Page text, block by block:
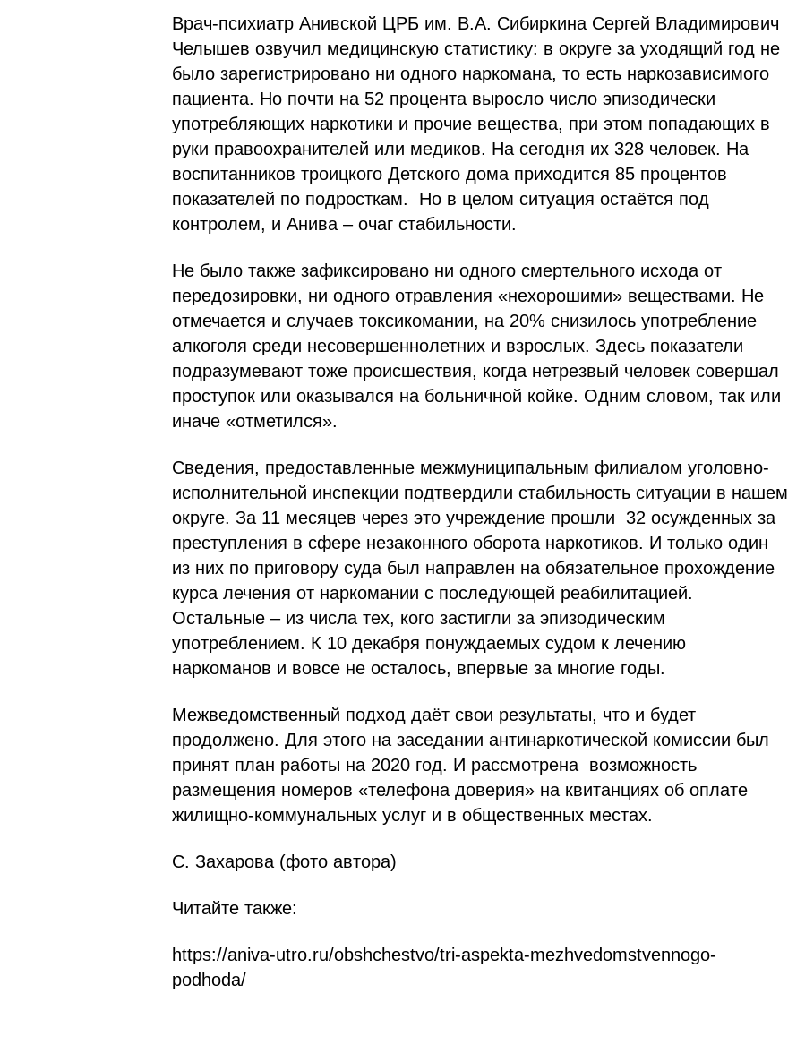
Врач-психиатр Анивской ЦРБ им. В.А. Сибиркина Сергей Владимирович
Челышев озвучил медицинскую статистику: в округе за уходящий год не
было зарегистрировано ни одного наркомана, то есть наркозависимого
пациента. Но почти на 52 процента выросло число эпизодически
употребляющих наркотики и прочие вещества, при этом попадающих в
руки правоохранителей или медиков. На сегодня их 328 человек. На
воспитанников троицкого Детского дома приходится 85 процентов
показателей по подросткам. Но в целом ситуация остаётся под
контролем, и Анива – очаг стабильности.
Не было также зафиксировано ни одного смертельного исхода от
передозировки, ни одного отравления «нехорошими» веществами. Не
отмечается и случаев токсикомании, на 20% снизилось употребление
алкоголя среди несовершеннолетних и взрослых. Здесь показатели
подразумевают тоже происшествия, когда нетрезвый человек совершал
проступок или оказывался на больничной койке. Одним словом, так или
иначе «отметился».
Сведения, предоставленные межмуниципальным филиалом уголовно-
исполнительной инспекции подтвердили стабильность ситуации в нашем
округе. За 11 месяцев через это учреждение прошли 32 осужденных за
преступления в сфере незаконного оборота наркотиков. И только один
из них по приговору суда был направлен на обязательное прохождение
курса лечения от наркомании с последующей реабилитацией.
Остальные – из числа тех, кого застигли за эпизодическим
употреблением. К 10 декабря понуждаемых судом к лечению
наркоманов и вовсе не осталось, впервые за многие годы.
Межведомственный подход даёт свои результаты, что и будет
продолжено. Для этого на заседании антинаркотической комиссии был
принят план работы на 2020 год. И рассмотрена возможность
размещения номеров «телефона доверия» на квитанциях об оплате
жилищно-коммунальных услуг и в общественных местах.
С. Захарова (фото автора)
Читайте также:
https://aniva-utro.ru/obshchestvo/tri-aspekta-mezhvedomstvennogo-
podhoda/